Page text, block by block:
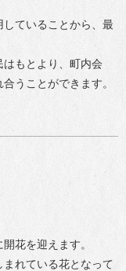
ていることから、最
もとより、町内会
うことができます。
花を迎えます。
れている花となって